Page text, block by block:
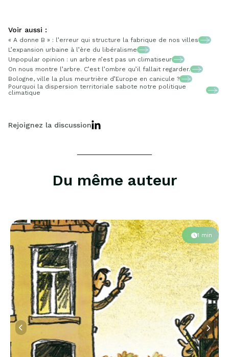
Voir aussi :
« A donne B » : l’erreur qui structure la fabrique de nos villes
L’expansion urbaine à l’ère du libéralisme
Unpopular opinion : un arbre n’est pas un climatiseur
On nous montre l’arbre. C’est l’ombre qu’il fallait regarder.
Bologne, ville la plus meurtrière d’Europe en canicule ?
Pourquoi la dispersion territoriale sabote notre politique
climatique
Rejoignez la discussion
Du même auteur
1 min